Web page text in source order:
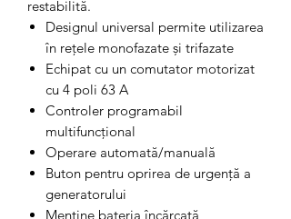
restabilită.
Designul universal permite utilizarea
în rețele monofazate și trifazate
Echipat cu un comutator motorizat
cu 4 poli 63 A
Controler programabil
multifuncțional
Operare automată/manuală
Buton pentru oprirea de urgență a
generatorului
Menține bateria încărcată